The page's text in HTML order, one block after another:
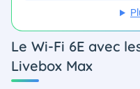
Le Wi-Fi 6E avec
Livebox Max